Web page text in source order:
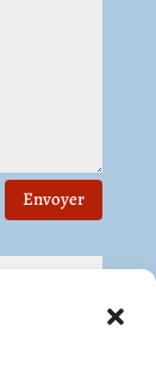
Envoyer